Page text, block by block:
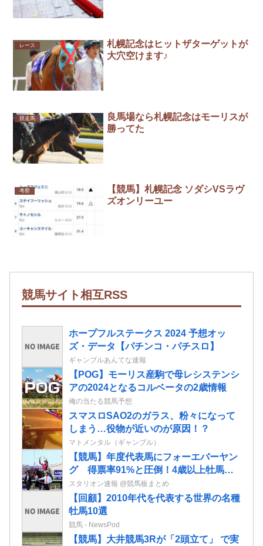
レース
札幌記念はヒットザターゲットが
大穴空けます♪
競走馬
良馬場なら札幌記念はモーリスが
勝ってた
考察
【競馬】札幌記念 ソダシVSラヴ
ズオンリーユー
競馬サイト相互RSS
ホープフルステークス 2024 予想オッ
ズ・データ【パチンコ・パチスロ】
ギャンブルあんてな速報
【POG】モーリス産駒で母レシステンシ
アの2024となるコルベータの2歳情報
俺の当たる競馬予想
スマスロSAO2のガラス、粉々になって
しまう…役物が近いのが原因！？
マトメンタル（ギャンブル）
【競馬】年度代表馬にフォーエバーヤン
グ 得票率91%と圧倒！4歳以上牡馬、
ダートと合わせて三冠
スタリオン速報 @競馬板まとめ
【回顧】2010年代を代表する世界の名種
牡馬10選
競馬 - NewsPod
【競馬】大井競馬3Rが「2頭立て」 で実